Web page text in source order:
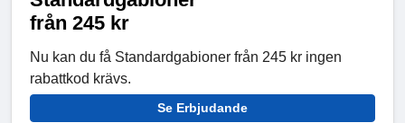
från 245 kr
Nu kan du få Standardgabioner från 245 kr ingen
rabattkod krävs.
Se Erbjudande